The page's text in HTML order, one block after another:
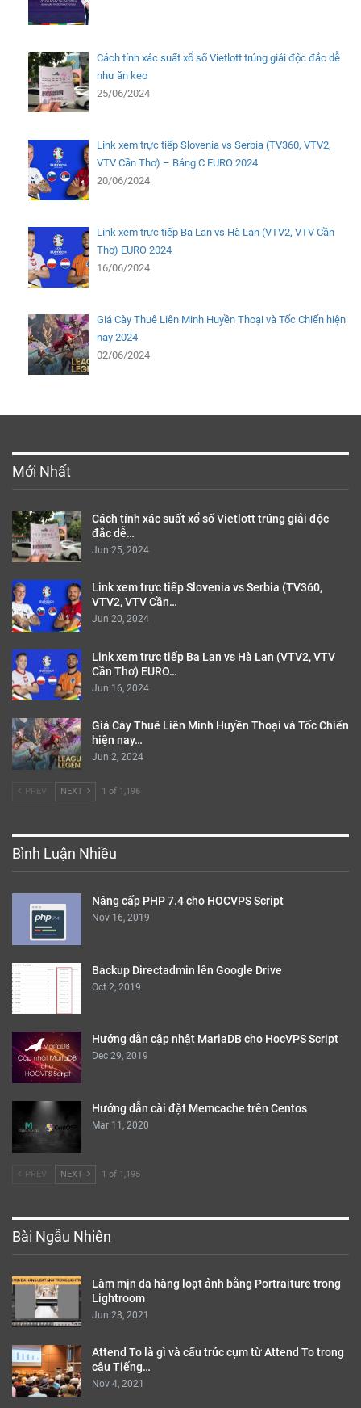
Cách tính xác suất xổ số Vietlott trúng giải độc đắc dễ
như ăn kẹo
25/06/2024
Link xem trực tiếp Slovenia vs Serbia (TV360, VTV2,
VTV Cần Thơ) – Bảng C EURO 2024
20/06/2024
Link xem trực tiếp Ba Lan vs Hà Lan (VTV2, VTV Cần
Thơ) EURO 2024
16/06/2024
Giá Cày Thuê Liên Minh Huyền Thoại và Tốc Chiến hiện
nay 2024
02/06/2024
Mới Nhất
Cách tính xác suất xổ số Vietlott trúng giải độc
đắc dễ…
Jun 25, 2024
Link xem trực tiếp Slovenia vs Serbia (TV360,
VTV2, VTV Cần…
Jun 20, 2024
Link xem trực tiếp Ba Lan vs Hà Lan (VTV2, VTV
Cần Thơ) EURO…
Jun 16, 2024
Giá Cày Thuê Liên Minh Huyền Thoại và Tốc Chiến
hiện nay…
Jun 2, 2024
PREV NEXT 1 of 1,196
Bình Luận Nhiều
Nâng cấp PHP 7.4 cho HOCVPS Script
Nov 16, 2019
Backup Directadmin lên Google Drive
Oct 2, 2019
Hướng dẫn cập nhật MariaDB cho HocVPS Script
Dec 29, 2019
Hướng dẫn cài đặt Memcache trên Centos
Mar 11, 2020
PREV NEXT 1 of 1,195
Bài Ngẫu Nhiên
Làm mịn da hàng loạt ảnh bằng Portraiture trong
Lightroom
Jun 28, 2021
Attend To là gì và cấu trúc cụm từ Attend To trong
câu Tiếng…
Nov 4, 2021